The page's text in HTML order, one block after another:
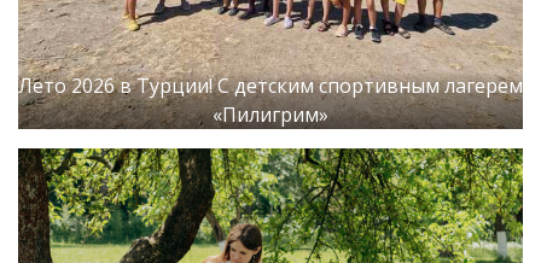
Лето 2026 в Турции! С детским спортивным лагерем
«Пилигрим»